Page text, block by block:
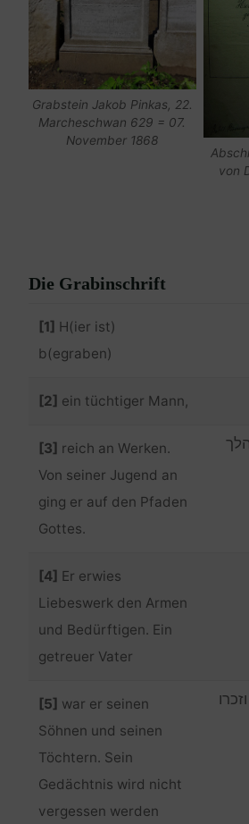
Grabstein Jakob Pinkas, 22.
Marcheschwan 629 = 07.
November 1868
von
Die Grabinschrift
[1] H(ier ist)
b(egraben)
[2] ein tüchtiger Mann,
[3] reich an Werken.
Von seiner Jugend an
ging er auf den Pfaden
Gottes.
[4] Er erwies
Liebeswerk den Armen
und Bedürftigen. Ein
getreuer Vater
[5] war er seinen
Söhnen und seinen
Töchtern. Sein
Gedächtnis wird nicht
vergessen werden